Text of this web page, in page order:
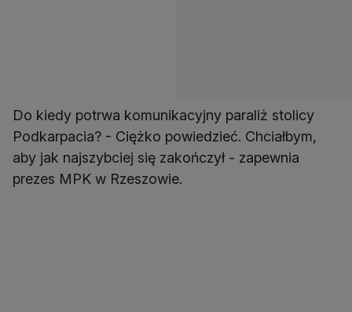
Do kiedy potrwa komunikacyjny paraliż stolicy
Podkarpacia? - Ciężko powiedzieć. Chciałbym,
aby jak najszybciej się zakończył - zapewnia
prezes MPK w Rzeszowie.